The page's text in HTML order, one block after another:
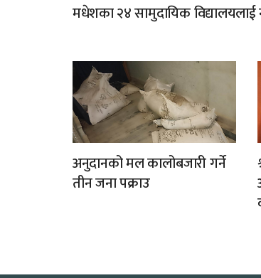
मधेशका २४ सामुदायिक विद्यालयलाई
अनुदानको मल कालोबजारी गर्ने
तीन जना पक्राउ